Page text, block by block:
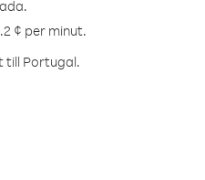
¢ per minut.
till Portugal.